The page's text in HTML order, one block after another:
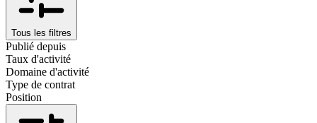
Tous les filtres
Publié depuis
Taux d'activité
Domaine d'activité
Type de contrat
Position